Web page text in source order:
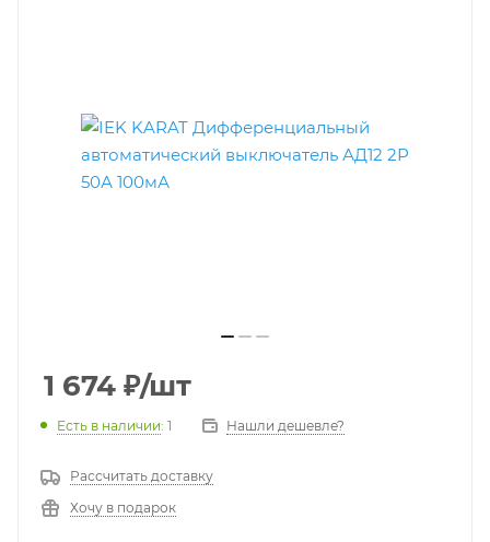
1 674 ₽/шт
Есть в наличии: 1 Нашли дешевле?
Рассчитать доставку
Хочу в подарок